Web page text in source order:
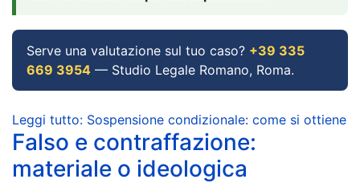
Serve una valutazione sul tuo caso? +39 335
669 3954 — Studio Legale Romano, Roma.
Leggi tutto: Sospensione condizionale: come si ottiene
Falso e contraffazione:
materiale o ideologica